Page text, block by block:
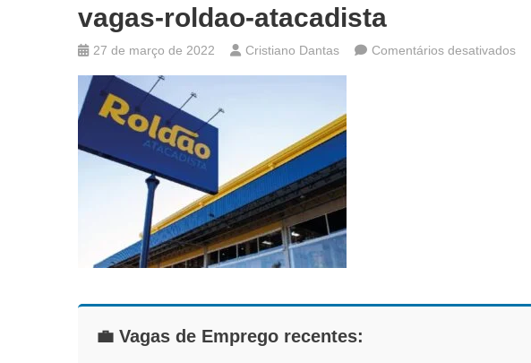
vagas-roldao-atacadista
27 de março de 2022 Cristiano Dantas Comentários desativados
💼 Vagas de Emprego recentes: